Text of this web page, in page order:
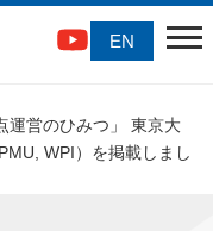
EN
運営のひみつ」 東京大
WPI）を掲載しまし